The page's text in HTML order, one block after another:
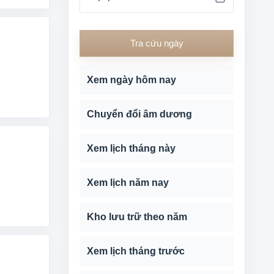
Tra cứu ngày
Xem ngày hôm nay
Chuyển đổi âm dương
Xem lịch tháng này
Xem lịch năm nay
Kho lưu trữ theo năm
Xem lịch tháng trước